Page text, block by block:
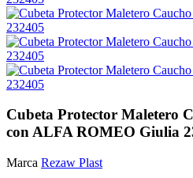
Cubeta Protector Maletero
con ALFA ROMEO Giulia
Marca Rezaw Plast